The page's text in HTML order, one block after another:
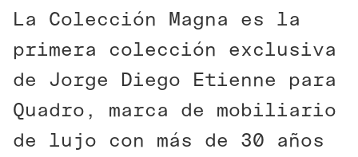
La Colección Magna es la
primera colección exclusiva
de Jorge Diego Etienne para
Quadro, marca de mobiliario
de lujo con más de 30 años